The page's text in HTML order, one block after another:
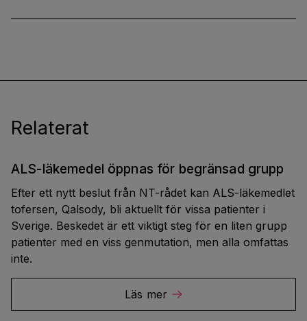
Relaterat
ALS-läkemedel öppnas för begränsad grupp
Efter ett nytt beslut från NT-rådet kan ALS-läkemedlet
tofersen, Qalsody, bli aktuellt för vissa patienter i
Sverige. Beskedet är ett viktigt steg för en liten grupp
patienter med en viss genmutation, men alla omfattas
inte.
Läs mer